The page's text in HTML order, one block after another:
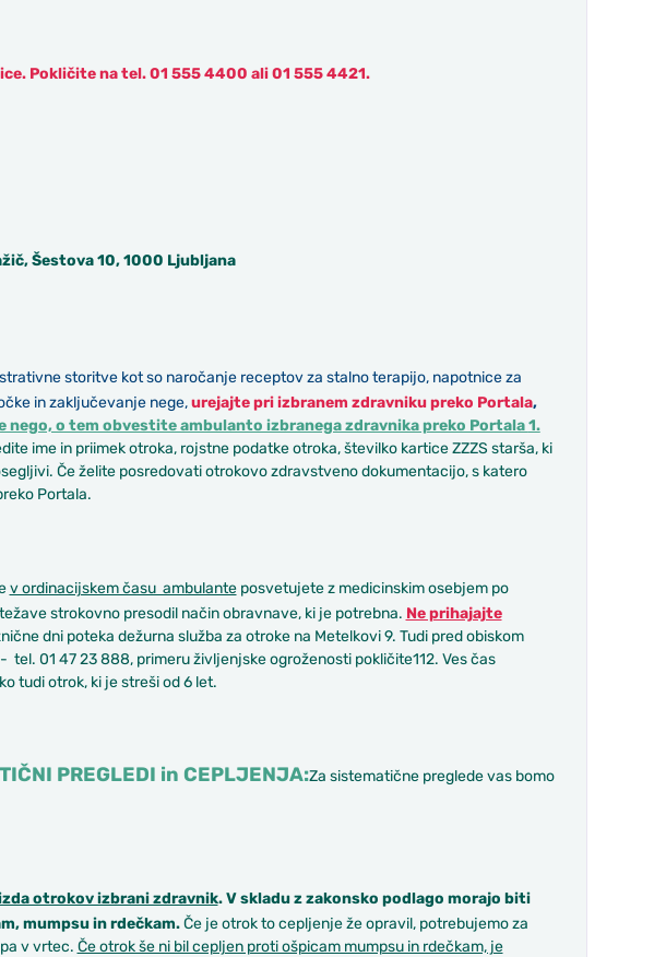
Pokličite na tel. 01 555 4400 ali 01 555 4421.
Šestova 10, 1000 Ljubljana
storitvekot so naročanje receptov za stalno terapijo, napotnice za
in zaključevanje nege,urejajte pri izbranem zdravniku preko Portala,
o tem obvestite ambulanto izbranega zdravnika preko Portala1.
ime in priimek otroka, rojstne podatke otroka, številko kartice ZZZS starša, ki
Če želite posredovati otrokovo zdravstveno dokumentacijo, s katero
Portala.
v ordinacijskem času ambulanteposvetujete z medicinskim osebjem po
strokovno presodil način obravnave, ki je potrebna. Ne prihajajte
dni poteka dežurna služba za otroke na Metelkovi 9. Tudi pred obiskom
01 47 23 888, primeru življenjske ogroženosti pokličite112. Ves čas
tudi otrok, ki je streši od 6 let.
PREGLEDI in CEPLJENJA:Za sistematične preglede vas bomo
otrokov izbrani zdravnik. V skladu z zakonsko podlago morajo biti
mumpsu in rdečkam.Če je otrok to cepljenje že opravil, potrebujemo za
v vrtec. Če otrok še ni bil cepljen proti ošpicam mumpsu in rdečkam, je